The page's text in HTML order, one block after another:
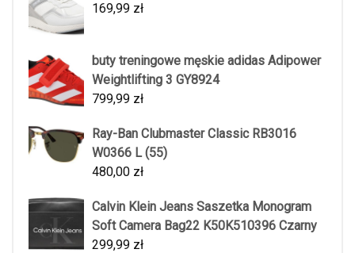
169,99 zł
buty treningowe męskie adidas Adipower
Weightlifting 3 GY8924
799,99 zł
Ray-Ban Clubmaster Classic RB3016
W0366 L (55)
480,00 zł
Calvin Klein Jeans Saszetka Monogram
Soft Camera Bag22 K50K510396 Czarny
299,99 zł